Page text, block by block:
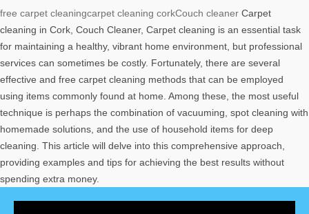
free carpet cleaningcarpet cleaning corkCouch cleaner Carpet
cleaning in Cork, Couch Cleaner, Carpet cleaning is an essential task
for maintaining a healthy, vibrant home environment, but professional
services can sometimes be costly. Fortunately, there are several
effective and free carpet cleaning methods that can be employed
using items commonly found at home. Among these, the most useful
technique is perhaps the combination of vacuuming, spot cleaning with
homemade solutions, and the use of household items for deep
cleaning. This article will delve into this comprehensive approach,
providing examples and tips for achieving the best results without
spending extra money.